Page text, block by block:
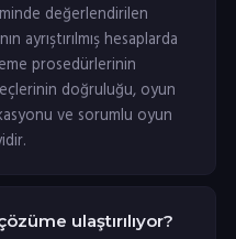
değerlendirilen
ayrıştırılmış hesaplarda
prosedürlerinin
doğruluğu, oyun
ve sorumlu oyun
ulaştırılıyor?